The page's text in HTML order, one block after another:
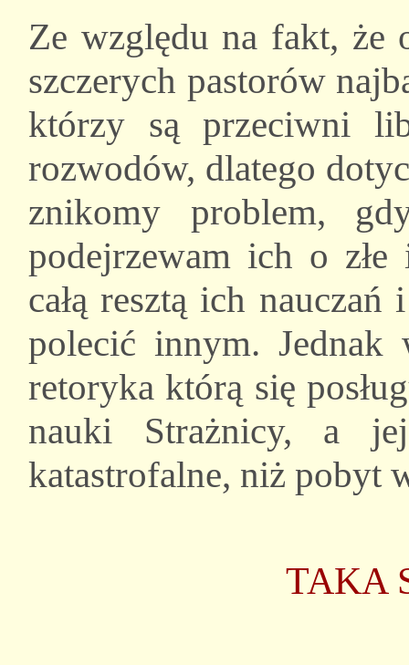
Ze względu na fakt, że
szczerych pastorów
którzy są przeciwni
rozwodów, dlatego
znikomy problem,
podejrzewam ich o
całą resztą ich
polecić innym.
retoryka którą się
nauki Strażnicy, a
katastrofalne, niż pobyt
TAKA